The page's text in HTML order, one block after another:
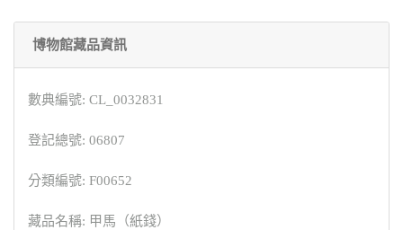
博物館藏品資訊
數典編號: CL_0032831
登記總號: 06807
分類編號: F00652
藏品名稱: 甲馬（紙錢）